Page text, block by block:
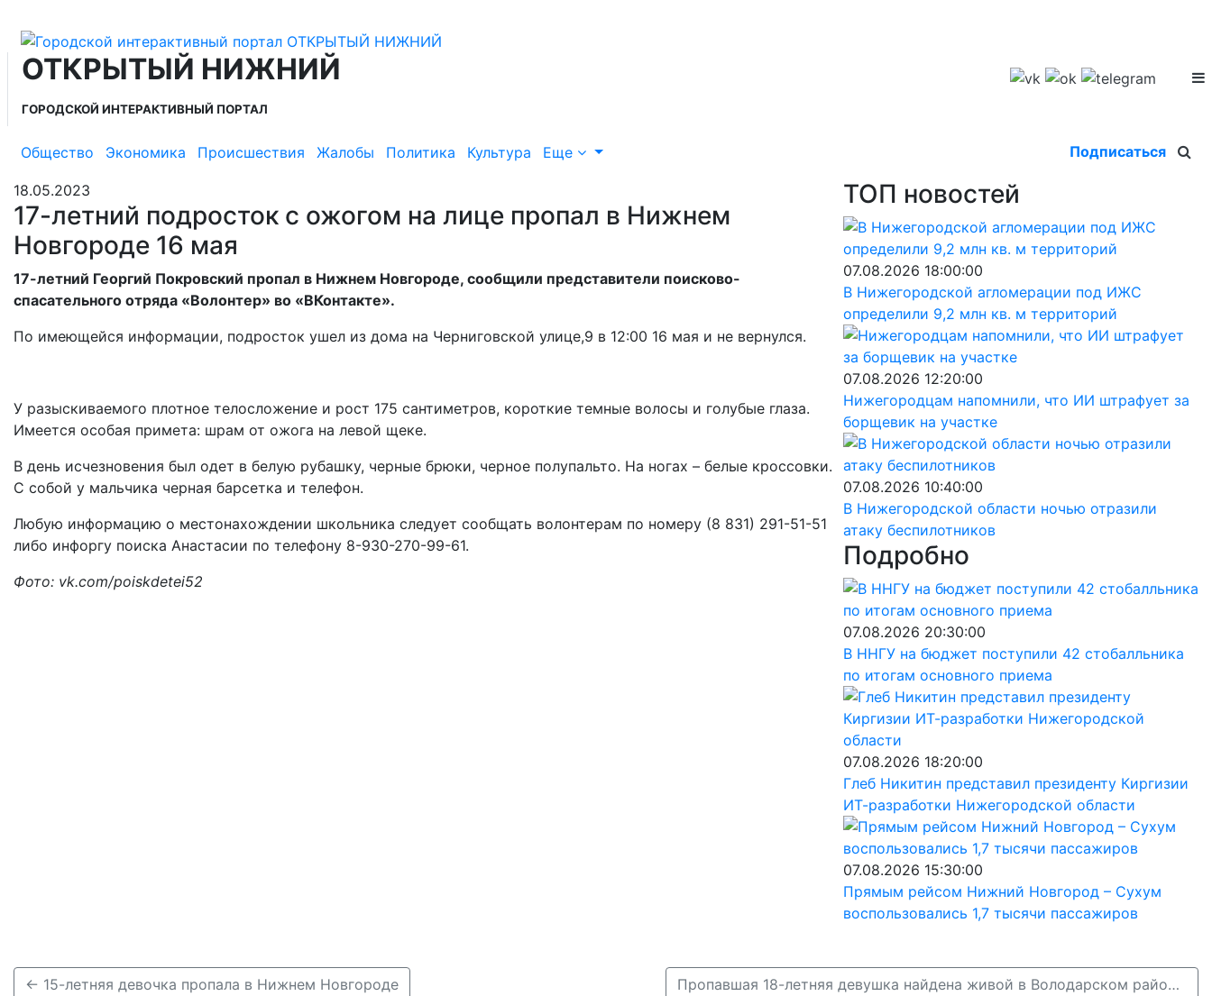
ОТКРЫТЫЙ НИЖНИЙ
ГОРОДСКОЙ ИНТЕРАКТИВНЫЙ ПОРТАЛ
Общество Экономика Происшествия Жалобы Политика Культура Еще Подписаться
18.05.2023
17-летний подросток с ожогом на лице пропал в Нижнем
Новгороде 16 мая
17-летний Георгий Покровский пропал в Нижнем Новгороде, сообщили представители поисково-
спасательного отряда «Волонтер» во «ВКонтакте».
По имеющейся информации, подросток ушел из дома на Черниговской улице,9 в 12:00 16 мая и не вернулся.
У разыскиваемого плотное телосложение и рост 175 сантиметров, короткие темные волосы и голубые глаза.
Имеется особая примета: шрам от ожога на левой щеке.
В день исчезновения был одет в белую рубашку, черные брюки, черное полупальто. На ногах – белые кроссовки.
С собой у мальчика черная барсетка и телефон.
Любую информацию о местонахождении школьника следует сообщать волонтерам по номеру (8 831) 291-51-51
либо инфоргу поиска Анастасии по телефону 8-930-270-99-61.
Фото: vk.com/poiskdetei52
ТОП новостей
07.08.2026 18:00:00
В Нижегородской агломерации под ИЖС
определили 9,2 млн кв. м территорий
07.08.2026 12:20:00
Нижегородцам напомнили, что ИИ штрафует за
борщевик на участке
07.08.2026 10:40:00
В Нижегородской области ночью отразили
атаку беспилотников
Подробно
07.08.2026 20:30:00
В ННГУ на бюджет поступили 42 стобалльника
по итогам основного приема
07.08.2026 18:20:00
Глеб Никитин представил президенту Киргизии
ИТ-разработки Нижегородской области
07.08.2026 15:30:00
Прямым рейсом Нижний Новгород – Сухум
воспользовались 1,7 тысячи пассажиров
← 15-летняя девочка пропала в Нижнем Новгороде Пропавшая 18-летняя девушка найдена живой в Володарском районе →